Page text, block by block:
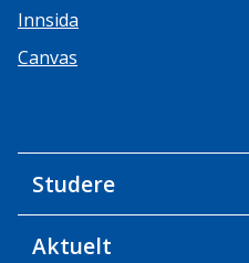
Innsida
Canvas
Studere
Aktuelt